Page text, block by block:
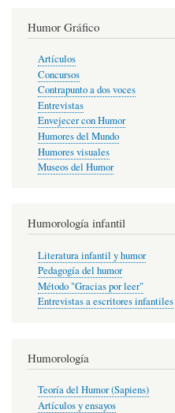
Humor Gráfico
Artículos
Concursos
Contrapunto a dos voces
Entrevistas
Envejecer con Humor
Humores del Mundo
Humores visuales
Museos del Humor
Humorología infantil
Literatura infantil y humor
Pedagogía del humor
Método "Gracias por leer"
Entrevistas a escritores infantiles
Humorología
Teoría del Humor (Sapiens)
Artículos y ensayos